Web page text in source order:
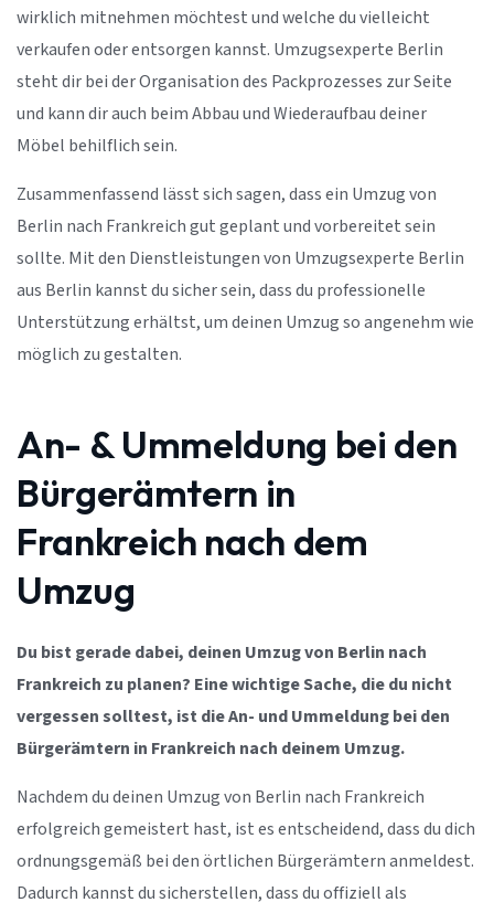
wirklich mitnehmen möchtest und welche du vielleicht
verkaufen oder entsorgen kannst. Umzugsexperte Berlin
steht dir bei der Organisation des Packprozesses zur Seite
und kann dir auch beim Abbau und Wiederaufbau deiner
Möbel behilflich sein.
Zusammenfassend lässt sich sagen, dass ein Umzug von
Berlin nach Frankreich gut geplant und vorbereitet sein
sollte. Mit den Dienstleistungen von Umzugsexperte Berlin
aus Berlin kannst du sicher sein, dass du professionelle
Unterstützung erhältst, um deinen Umzug so angenehm wie
möglich zu gestalten.
An- & Ummeldung bei den
Bürgerämtern in
Frankreich nach dem
Umzug
Du bist gerade dabei, deinen Umzug von Berlin nach
Frankreich zu planen? Eine wichtige Sache, die du nicht
vergessen solltest, ist die An- und Ummeldung bei den
Bürgerämtern in Frankreich nach deinem Umzug.
Nachdem du deinen Umzug von Berlin nach Frankreich
erfolgreich gemeistert hast, ist es entscheidend, dass du dich
ordnungsgemäß bei den örtlichen Bürgerämtern anmeldest.
Dadurch kannst du sicherstellen, dass du offiziell als